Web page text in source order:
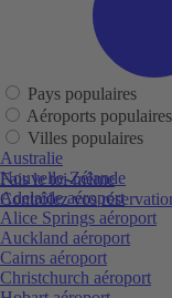
Fais le toi-même
Contrôlez vos
Pays populaires
Aéroports populaires
Villes populaires
Australie
Nouvelle-Zélande
Adelaide aéroport
Alice Springs aéroport
Auckland aéroport
Cairns aéroport
Christchurch aéroport